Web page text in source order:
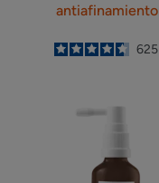
antiafinamiento
4.6
/
5
625
Loción
anclaje